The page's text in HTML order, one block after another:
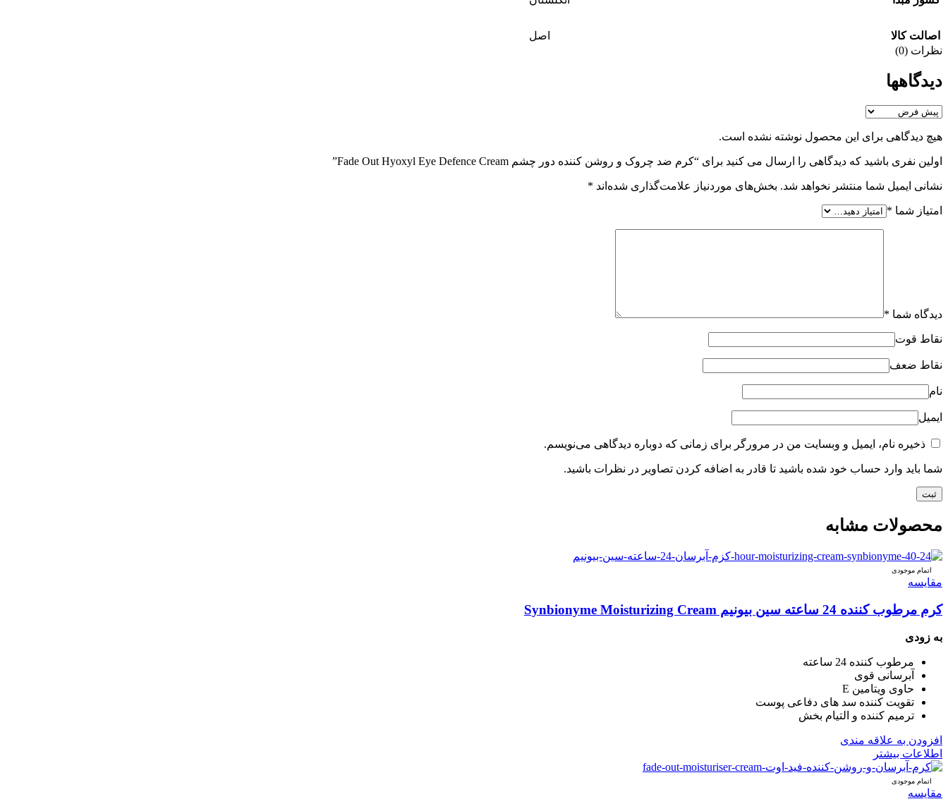
اصالت کالا
اصل
نظرات (0)
دیدگاهها
هیچ دیدگاهی برای این محصول نوشته نشده است.
اولین نفری باشید که دیدگاهی را ارسال می کنید برای “کرم ضد چروک و روشن کننده دور چشم Fade Out Hyoxyl Eye Defence Cream”
نشانی ایمیل شما منتشر نخواهد شد. بخش‌های موردنیاز علامت‌گذاری شده‌اند *
امتیاز شما *
دیدگاه شما *
نقاط قوت
نقاط ضعف
نام
ایمیل
ذخیره نام، ایمیل و وبسایت من در مرورگر برای زمانی که دوباره دیدگاهی می‌نویسم.
شما باید وارد حساب خود شده باشید تا قادر به اضافه کردن تصاویر در نظرات باشید.
محصولات مشابه
اتمام موجودی
مقایسه
کرم مرطوب کننده 24 ساعته سین بیونیم Synbionyme Moisturizing Cream
به زودی
مرطوب کننده 24 ساعته
آبرسانی قوی
حاوی ویتامین E
تقویت کننده سد های دفاعی پوست
ترمیم کننده و التیام بخش
افزودن به علاقه مندی
اطلاعات بیشتر
اتمام موجودی
مقایسه